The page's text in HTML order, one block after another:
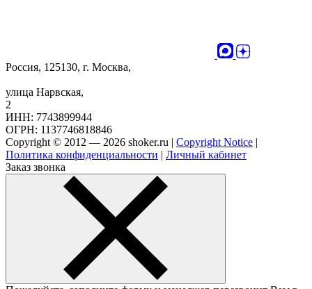
Россия, 125130, г. Москва,
улица Нарвская,
2
ИНН: 7743899944
ОГРН: 1137746818846
Copyright © 2012 — 2026 shoker.ru | Copyright Notice |
Политика конфиденциальности | Личный кабинет
Заказ звонка